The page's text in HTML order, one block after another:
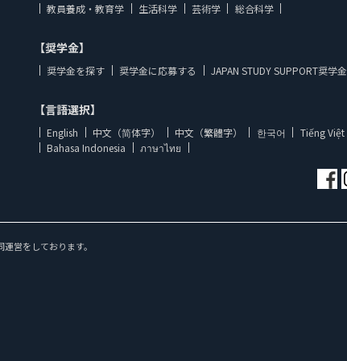
教員養成・教育学
生活科学 芸術学 総合科学
【奨学金】
奨学金を探す 奨学金に応募する JAPAN STUDY SUPPORT奨学金
【言語選択】
English 中文（简体字） 中文（繁體字） 한국어
Tiếng Việt
Bahasa Indonesia
ภาษาไทย
営をしております。